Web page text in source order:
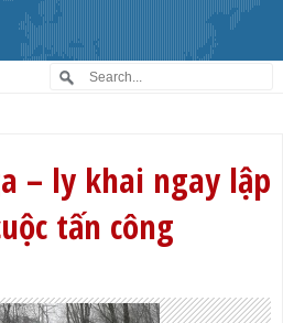
– ly khai ngay lập
tấn công